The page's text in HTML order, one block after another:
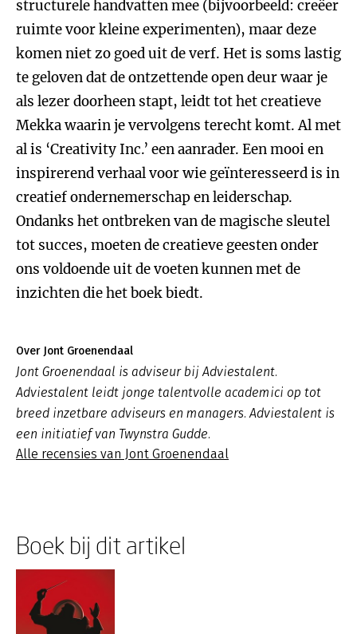
structurele handvatten mee (bijvoorbeeld: creëer
ruimte voor kleine experimenten), maar deze
komen niet zo goed uit de verf. Het is soms lastig
te geloven dat de ontzettende open deur waar je
als lezer doorheen stapt, leidt tot het creatieve
Mekka waarin je vervolgens terecht komt. Al met
al is ‘Creativity Inc.’ een aanrader. Een mooi en
inspirerend verhaal voor wie geïnteresseerd is in
creatief ondernemerschap en leiderschap.
Ondanks het ontbreken van de magische sleutel
tot succes, moeten de creatieve geesten onder
ons voldoende uit de voeten kunnen met de
inzichten die het boek biedt.
Over Jont Groenendaal
Jont Groenendaal is adviseur bij Adviestalent.
Adviestalent leidt jonge talentvolle academici op tot
breed inzetbare adviseurs en managers. Adviestalent is
een initiatief van Twynstra Gudde.
Alle recensies van Jont Groenendaal
Boek bij dit artikel